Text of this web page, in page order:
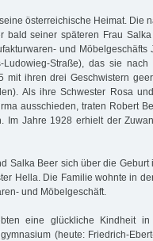
österreichische Heimat. Die
bald seiner späteren Frau
und Möbelgeschäfts
Ludowieg-Straße), das sie
mit ihren drei Geschwistern
Als ihre Schwester Rosa
ausschieden, traten Robert
Im Jahre 1928 erhielt der
Salka Beer sich über die
Hella. Die Familie wohnte in
und Möbelgeschäft.
eine glückliche Kindheit
(heute: Friedrich-